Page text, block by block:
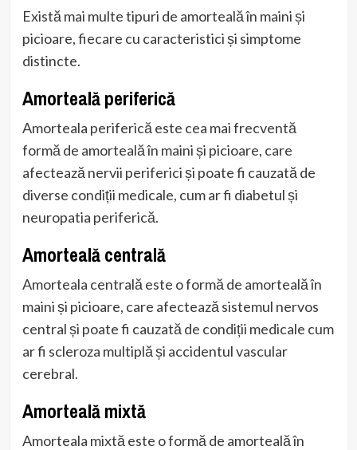
Există mai multe tipuri de amorteală în maini și
picioare, fiecare cu caracteristici și simptome
distincte.
Amorteală periferică
Amorteala periferică este cea mai frecventă
formă de amorteală în maini și picioare, care
afectează nervii periferici și poate fi cauzată de
diverse condiții medicale, cum ar fi diabetul și
neuropatia periferică.
Amorteală centrală
Amorteala centrală este o formă de amorteală în
maini și picioare, care afectează sistemul nervos
central și poate fi cauzată de condiții medicale cum
ar fi scleroza multiplă și accidentul vascular
cerebral.
Amorteală mixtă
Amorteala mixtă este o formă de amorteală în